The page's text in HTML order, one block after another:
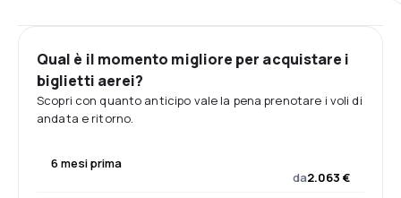
Qual è il momento migliore per acquistare i
biglietti aerei?
Scopri con quanto anticipo vale la pena prenotare i voli di
andata e ritorno.
6 mesi prima
da2.063 €